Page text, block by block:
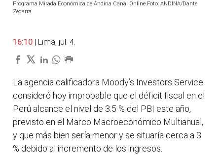
Programa Mirada Económica de Andina Canal Online.Foto: ANDINA/Dante
Zegarra
16:10 | Lima, jul. 4.
La agencia calificadora Moody’s Investors Service
consideró hoy improbable que el déficit fiscal en el
Perú alcance el nivel de 3.5 % del PBI este año,
previsto en el Marco Macroeconómico Multianual,
y que más bien sería menor y se situaría cerca a 3
% debido al incremento de los ingresos.